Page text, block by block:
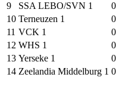
9
SSA LEBO/SVN 1 0
10 Terneuzen 1 0
11 VCK 1 0
12 WHS 1 0
13 Yerseke 1 0
14 Zeelandia Middelburg 1 0